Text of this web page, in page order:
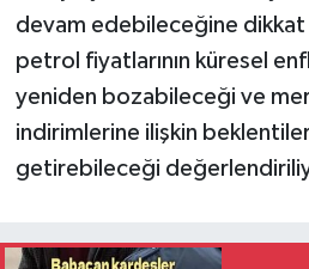
devam edebileceğine dikkat
petrol fiyatlarının küresel
yeniden bozabileceği ve
indirimlerine ilişkin
getirebileceği